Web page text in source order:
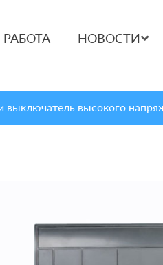
РАБОТА НОВОСТИ
выключатель высокого